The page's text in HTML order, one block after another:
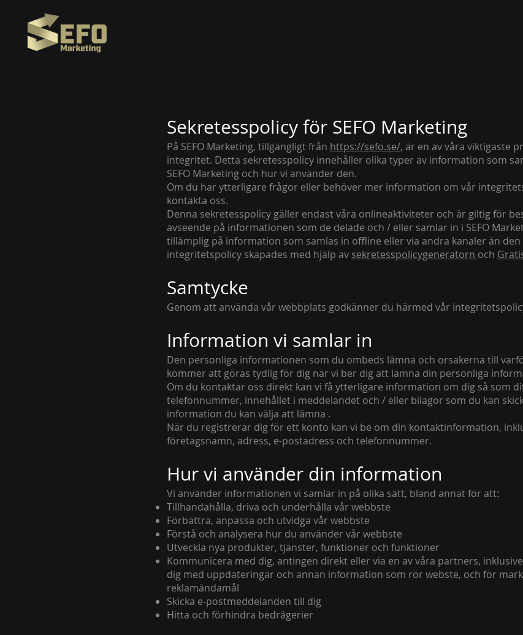
Sekretesspolicy för SEFO Marketing
På SEFO Marketing, tillgängligt från https://sefo.se/, är en av våra viktigaste
integritet. Detta sekretesspolicy innehåller olika typer av information som
SEFO Marketing och hur vi använder den.
Om du har ytterligare frågor eller behöver mer information om vår
kontakta oss.
Denna sekretesspolicy gäller endast våra onlineaktiviteter och är giltig för
avseende på informationen som de delade och / eller samlar in i SEFO
tillämplig på information som samlas in offline eller via andra kanaler än
integritetspolicy skapades med hjälp av sekretesspolicygeneratorn och
Samtycke
Genom att använda vår webbplats godkänner du härmed vår
Information vi samlar in
Den personliga informationen som du ombeds lämna och orsakerna till
kommer att göras tydlig för dig när vi ber dig att lämna din personliga
Om du kontaktar oss direkt kan vi få ytterligare information om dig så som
telefonnummer, innehållet i meddelandet och / eller bilagor som du kan
information du kan välja att lämna .
När du registrerar dig för ett konto kan vi be om din kontaktinformation,
företagsnamn, adress, e-postadress och telefonnummer.
Hur vi använder din information
Vi använder informationen vi samlar in på olika sätt, bland annat för att:
Tillhandahålla, driva och underhålla vår webbste
Förbättra, anpassa och utvidga vår webbste
Förstå och analysera hur du använder vår webbste
Utveckla nya produkter, tjänster, funktioner och funktioner
Kommunicera med dig, antingen direkt eller via en av våra partners,
dig med uppdateringar och annan information som rör webste, och för
reklamändamål
Skicka e-postmeddelanden till dig
Hitta och förhindra bedrägerier